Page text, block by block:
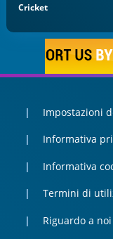
Cricket
Impostazioni
Informativa
Informativa
Termini di
Riguardo a noi